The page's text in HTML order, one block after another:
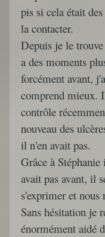
pis si cela était
la contacter.
Depuis je le
a des moments
forcément avant,
comprend mieux.
contrôle
nouveau des
il n'en avait pas.
Grâce à
avait pas avant, il
s'exprimer et
Sans hésitation je
énormément aidé